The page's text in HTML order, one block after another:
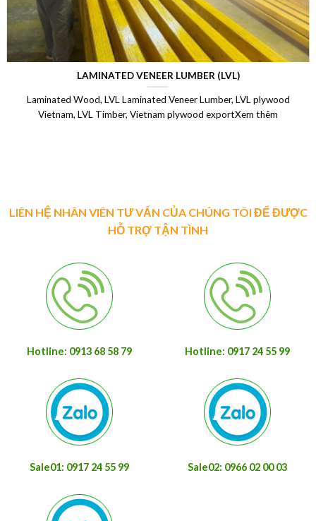
LAMINATED VENEER LUMBER (LVL)
Laminated Wood, LVL Laminated Veneer Lumber, LVL plywood
Vietnam, LVL Timber, Vietnam plywood exportXem thêm
LIÊN HỆ NHÂN VIÊN TƯ VẤN CỦA CHÚNG TÔI ĐỂ ĐƯỢC
HỖ TRỢ TẬN TÌNH
Hotline: 0913 68 58 79 Hotline: 0917 24 55 99
Sale01: 0917 24 55 99 Sale02: 0966 02 00 03